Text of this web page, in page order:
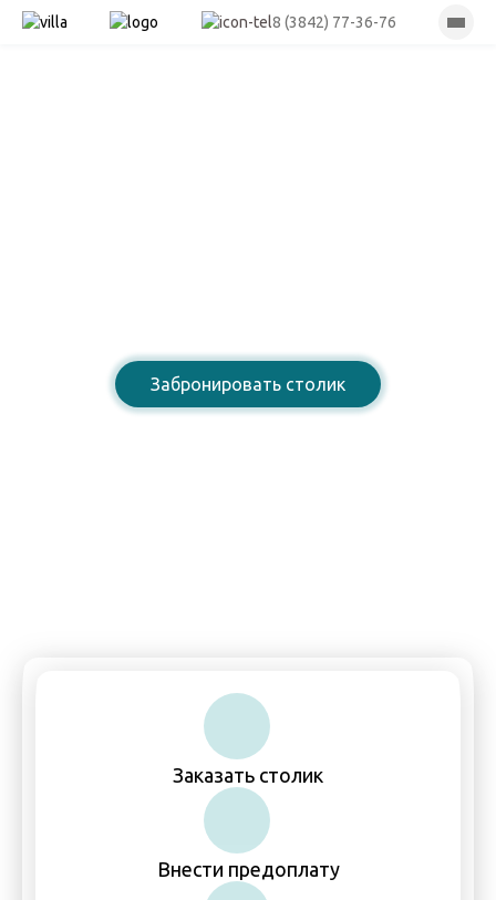
8 (3842) 77-36-76
Забронировать столик
Заказать столик
Внести предоплату